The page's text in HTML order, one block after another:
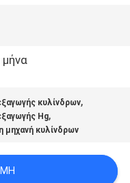
κυλίνδρων,
Hg,
μηχανή κυλίνδρων